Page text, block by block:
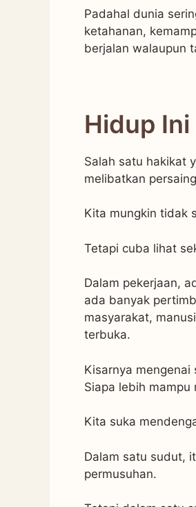
Padahal dunia
ketahanan,
berjalan walaupun
Hidup
Salah satu hakikat
melibatkan
Kita mungkin tidak
Tetapi cuba lihat
Dalam pekerjaan,
ada banyak
masyarakat,
terbuka.
Kisarnya mengenai
Siapa lebih mampu
Kita suka
Dalam satu sudut,
permusuhan.